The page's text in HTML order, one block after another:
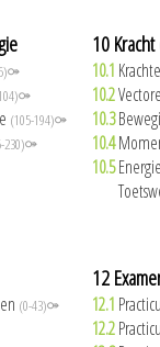
(105-194)⚩
230)⚩
10
10.1
10.2
10.3
10.4
10.5Energie
10.6
(0-43)⚩
12
12.1
12.2